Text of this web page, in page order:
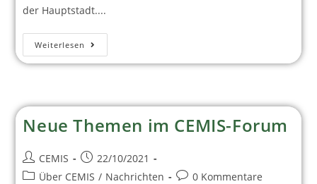
der Hauptstadt....
Weiterlesen
Neue Themen im CEMIS-Forum
CEMIS
22/10/2021
Über CEMIS / Nachrichten 0 Kommentare